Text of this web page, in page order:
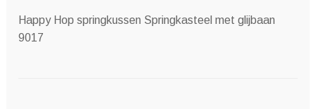
Happy Hop springkussen Springkasteel met glijbaan
9017